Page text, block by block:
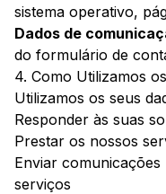
sistema operativo,
Dados de
do formulário de
4. Como Utilizamos
Utilizamos os seus
Responder às suas
Prestar os nossos
Enviar
serviços